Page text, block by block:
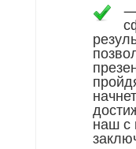
наш с